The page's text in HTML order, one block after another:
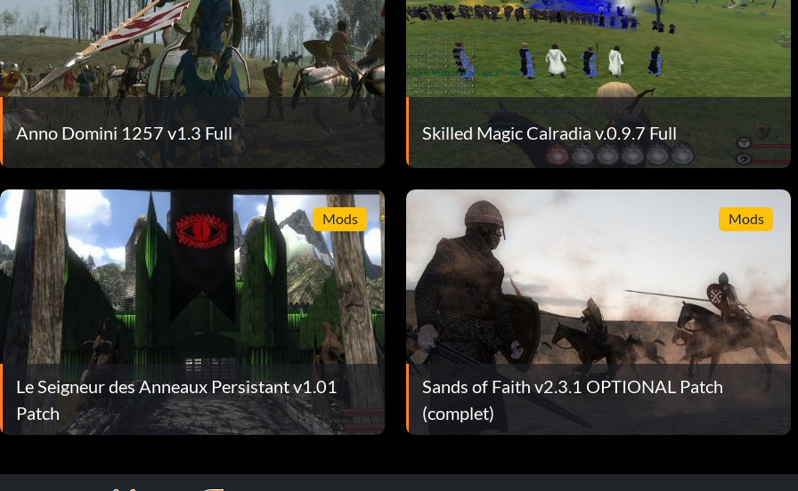
Anno Domini 1257 v1.3 Full Skilled Magic Calradia v.0.9.7 Full
Mods
Le Seigneur des Anneaux Persistant v1.01
Patch
Mods
Sands of Faith v2.3.1 OPTIONAL Patch
(complet)